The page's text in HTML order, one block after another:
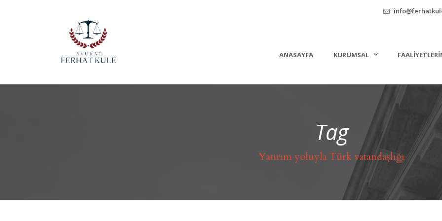
ANASAYFA KURUMSAL
Tag
Yatırım yoluyla Türk vatandaşlığı